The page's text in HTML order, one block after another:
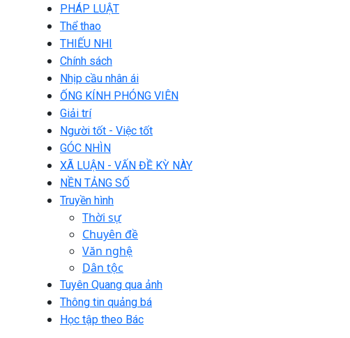
PHÁP LUẬT
Thể thao
THIẾU NHI
Chính sách
Nhịp cầu nhân ái
ỐNG KÍNH PHÓNG VIÊN
Giải trí
Người tốt - Việc tốt
GÓC NHÌN
XÃ LUẬN - VẤN ĐỀ KỲ NÀY
NỀN TẢNG SỐ
Truyền hình
Thời sự
Chuyên đề
Văn nghệ
Dân tộc
Tuyên Quang qua ảnh
Thông tin quảng bá
Học tập theo Bác